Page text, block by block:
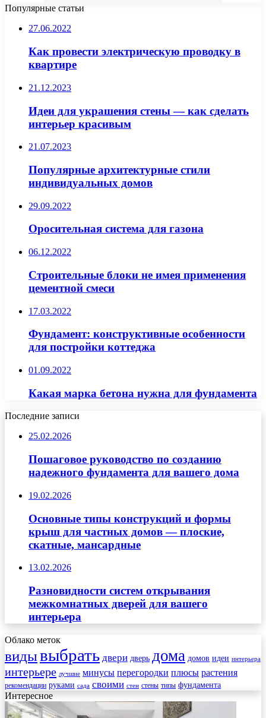
Популярные статьи
27.06.2022
Как провести электрическую проводку в
квартире
21.12.2023
Идеи для украшения стены — как сделать
интерьер красивым
21.07.2023
Популярные архитектурные стили
индивидуальных домов
29.09.2022
Оросительная система для газона
06.12.2022
Строительные блоки не имея применения
цементной смеси
17.03.2022
Фундамент: конструктивные особенности
для постройки коттеджа
01.09.2022
Какая марка бетона нужна для фундамента
Последние записи
25.02.2026
Пошаговое руководство по созданию
надежного фундамента для вашего дома
19.02.2026
Основные типы конструкций и формы
крыш для частных домов — плоские,
скатные, мансардные
13.02.2026
Разновидности систем открывания
межкомнатных дверей для вашего
интерьера
Облако меток
видывыбрать двери дверь дома домов идеи интерьера
интерьере лучшие минусы перегородки плюсы растения
рекомендации руками сада своими стен стены типы фундамента
Интересное